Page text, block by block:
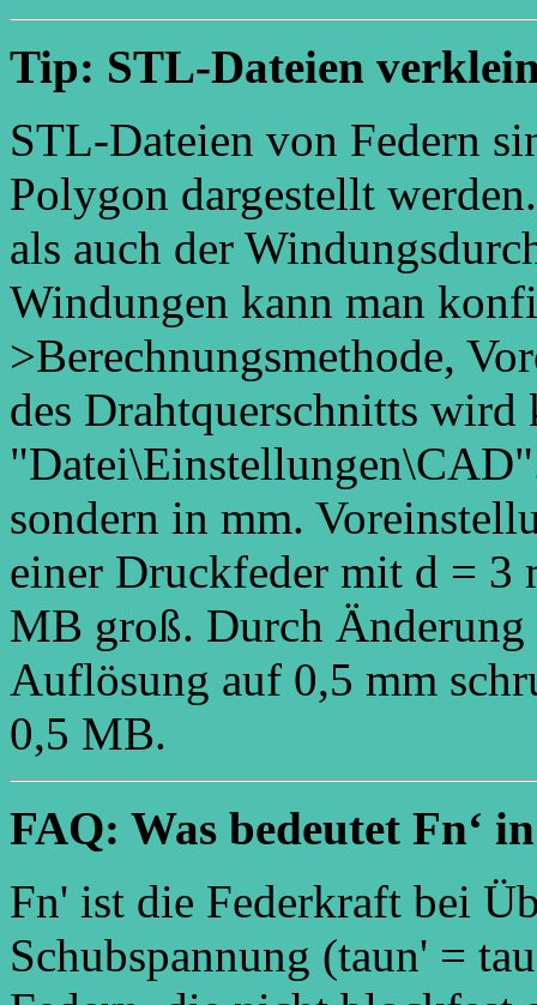
Tip: STL-Dateien
STL-Dateien von Federn
Polygon dargestellt
als auch der
Windungen kann man
>Berechnungsmethode,
des Drahtquerschnitts
sondern in mm.
einer Druckfeder mit d = 3
MB groß. Durch Änderung
Auflösung auf 0,5 mm
0,5 MB.
FAQ: Was bedeutet Fn‘
Fn' ist die Federkraft bei
Schubspannung (taun' =